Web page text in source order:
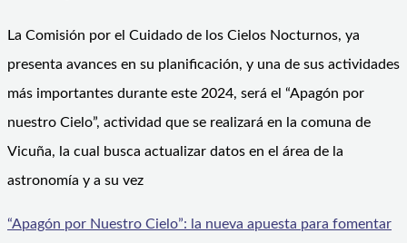
La Comisión por el Cuidado de los Cielos Nocturnos, ya
presenta avances en su planificación, y una de sus actividades
más importantes durante este 2024, será el “Apagón por
nuestro Cielo”, actividad que se realizará en la comuna de
Vicuña, la cual busca actualizar datos en el área de la
astronomía y a su vez
“Apagón por Nuestro Cielo”: la nueva apuesta para fomentar